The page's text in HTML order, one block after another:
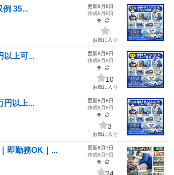
例 35...
更新8月8日
作成8月8日
お気に入り
以上可...
更新8月8日
作成8月8日
10
お気に入り
円以上...
更新8月8日
作成8月8日
3
お気に入り
即勤務OK｜...
更新8月7日
作成8月7日
24